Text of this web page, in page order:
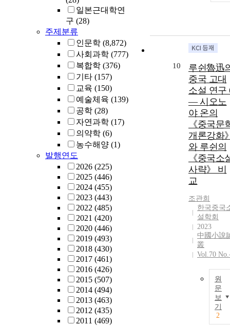
일본근대학연
구 (28)
주제분류
인문학 (8,872)
사회과학 (777)
복합학 (376)
기타 (157)
교육 (150)
예술체육 (139)
공학 (28)
자연과학 (17)
의약학 (6)
농수해양 (1)
발행연도
2026 (225)
2025 (446)
2024 (455)
2023 (443)
2022 (485)
2021 (420)
2020 (446)
2019 (493)
2018 (430)
2017 (461)
2016 (426)
2015 (507)
2014 (494)
2013 (463)
2012 (435)
2011 (469)
10
루쉰魯迅
중국 고대
소설 연구
— 시오노
야 온의
《중국문
개론강화
와 루쉰의
《중국소
사략》 비
교
조관희
한국중국
설학회
2023
中國小說
叢
Vol.70
원
문
보
기
2